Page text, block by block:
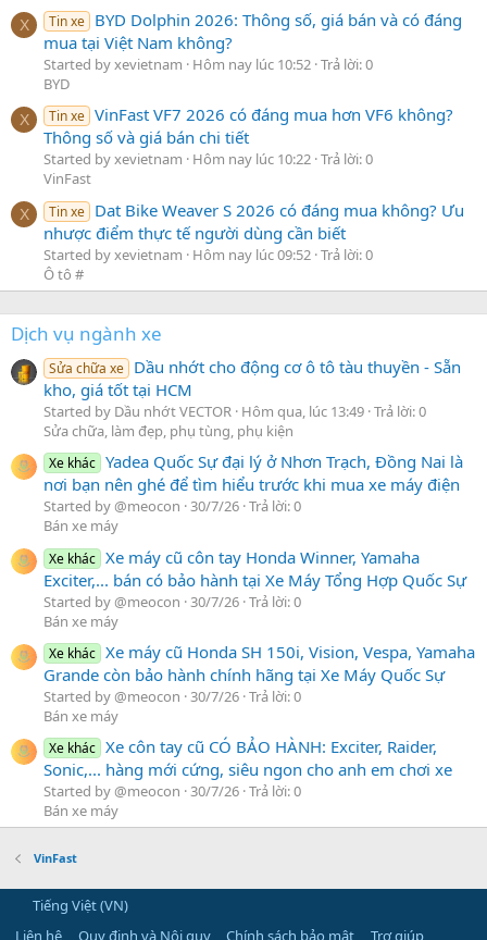
X Tin xe BYD Dolphin 2026: Thông số, giá bán và có đáng
mua tại Việt Nam không?
Started by xevietnam Hôm nay lúc 10:52 Trả lời: 0
BYD
X Tin xe VinFast VF7 2026 có đáng mua hơn VF6 không?
Thông số và giá bán chi tiết
Started by xevietnam Hôm nay lúc 10:22 Trả lời: 0
VinFast
X Tin xe Dat Bike Weaver S 2026 có đáng mua không? Ưu
nhược điểm thực tế người dùng cần biết
Started by xevietnam Hôm nay lúc 09:52 Trả lời: 0
Ô tô #
Dịch vụ ngành xe
Sửa chữa xe Dầu nhớt cho động cơ ô tô tàu thuyền - Sẵn
kho, giá tốt tại HCM
Started by Dầu nhớt VECTOR Hôm qua, lúc 13:49 Trả lời: 0
Sửa chữa, làm đẹp, phụ tùng, phụ kiện
Xe khác Yadea Quốc Sự đại lý ở Nhơn Trạch, Đồng Nai là
nơi bạn nên ghé để tìm hiểu trước khi mua xe máy điện
Started by @meocon 30/7/26 Trả lời: 0
Bán xe máy
Xe khác Xe máy cũ côn tay Honda Winner, Yamaha
Exciter,... bán có bảo hành tại Xe Máy Tổng Hợp Quốc Sự
Started by @meocon 30/7/26 Trả lời: 0
Bán xe máy
Xe khác Xe máy cũ Honda SH 150i, Vision, Vespa, Yamaha
Grande còn bảo hành chính hãng tại Xe Máy Quốc Sự
Started by @meocon 30/7/26 Trả lời: 0
Bán xe máy
Xe khác Xe côn tay cũ CÓ BẢO HÀNH: Exciter, Raider,
Sonic,... hàng mới cứng, siêu ngon cho anh em chơi xe
Started by @meocon 30/7/26 Trả lời: 0
Bán xe máy
VinFast
Tiếng Việt (VN)
Liên hệ
Quy định và Nội quy Chính sách bảo mật Trợ giúp